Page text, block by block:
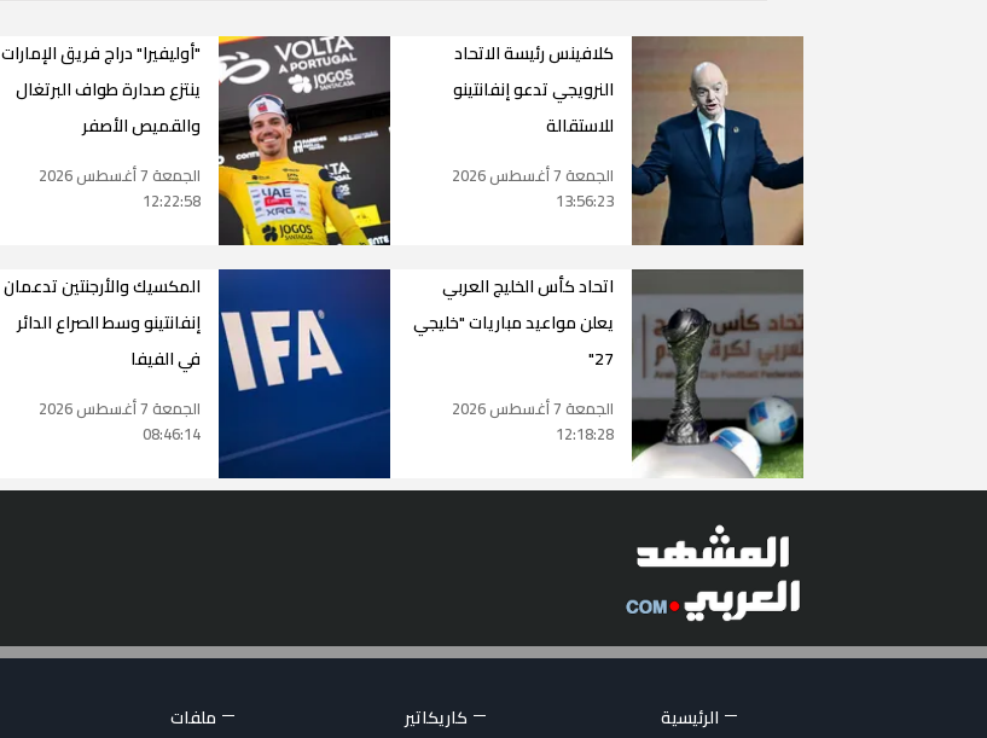
كلافينس رئيسة الاتحاد
النرويجي تدعو إنفانتينو
للاستقالة
الجمعة 7 أغسطس 2026
13:56:23
"أوليفيرا" دراج فريق الإمارات
ينتزع صدارة طواف البرتغال
والقميص الأصفر
الجمعة 7 أغسطس 2026
12:22:58
اتحاد كأس الخليج العربي
يعلن مواعيد مباريات "خليجي
27"
الجمعة 7 أغسطس 2026
12:18:28
المكسيك والأرجنتين تدعمان
إنفانتينو وسط الصراع الدائر
في الفيفا
الجمعة 7 أغسطس 2026
08:46:14
الرئيسية كاريكاتير
ملفات